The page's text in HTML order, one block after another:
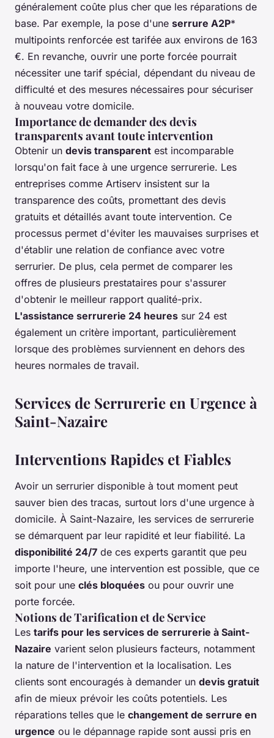
généralement coûte plus cher que les réparations de
base. Par exemple, la pose d'une serrure A2P*
multipoints renforcée est tarifée aux environs de 163
€. En revanche, ouvrir une porte forcée pourrait
nécessiter une tarif spécial, dépendant du niveau de
difficulté et des mesures nécessaires pour sécuriser
à nouveau votre domicile.
Importance de demander des devis
transparents avant toute intervention
Obtenir un devis transparent est incomparable
lorsqu'on fait face à une urgence serrurerie. Les
entreprises comme Artiserv insistent sur la
transparence des coûts, promettant des devis
gratuits et détaillés avant toute intervention. Ce
processus permet d'éviter les mauvaises surprises et
d'établir une relation de confiance avec votre
serrurier. De plus, cela permet de comparer les
offres de plusieurs prestataires pour s'assurer
d'obtenir le meilleur rapport qualité-prix.
L'assistance serrurerie 24 heures sur 24 est
également un critère important, particulièrement
lorsque des problèmes surviennent en dehors des
heures normales de travail.
Services de Serrurerie en Urgence à
Saint-Nazaire
Interventions Rapides et Fiables
Avoir un serrurier disponible à tout moment peut
sauver bien des tracas, surtout lors d'une urgence à
domicile. À Saint-Nazaire, les services de serrurerie
se démarquent par leur rapidité et leur fiabilité. La
disponibilité 24/7 de ces experts garantit que peu
importe l'heure, une intervention est possible, que ce
soit pour une clés bloquées ou pour ouvrir une
porte forcée.
Notions de Tarification et de Service
Les tarifs pour les services de serrurerie à Saint-
Nazaire varient selon plusieurs facteurs, notamment
la nature de l'intervention et la localisation. Les
clients sont encouragés à demander un devis gratuit
afin de mieux prévoir les coûts potentiels. Les
réparations telles que le changement de serrure en
urgence ou le dépannage rapide sont aussi pris en